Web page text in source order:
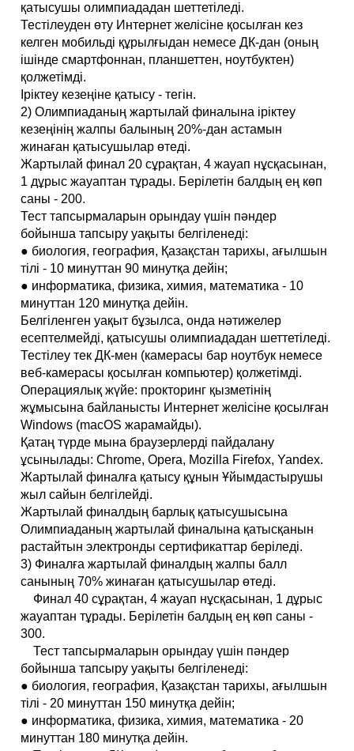
қатысушы олимпиададан шеттетіледі.
Тестілеуден өту Интернет желісіне қосылған кез
келген мобильді құрылғыдан немесе ДК-дан (оның
ішінде смартфоннан, планшеттен, ноутбуктен)
қолжетімді.
Іріктеу кезеңіне қатысу - тегін.
2) Олимпиаданың жартылай финалына іріктеу
кезеңінің жалпы балының 20%-дан астамын
жинаған қатысушылар өтеді.
Жартылай финал 20 сұрақтан, 4 жауап нұсқасынан,
1 дұрыс жауаптан тұрады. Берілетін балдың ең көп
саны - 200.
Тест тапсырмаларын орындау үшін пәндер
бойынша тапсыру уақыты белгіленеді:
● биология, география, Қазақстан тарихы, ағылшын
тілі - 10 минуттан 90 минутқа дейін;
● информатика, физика, химия, математика - 10
минуттан 120 минутқа дейін.
Белгіленген уақыт бұзылса, онда нәтижелер
есептелмейді, қатысушы олимпиададан шеттетіледі.
Тестілеу тек ДК-мен (камерасы бар ноутбук немесе
веб-камерасы қосылған компьютер) қолжетімді.
Операциялық жүйе: прокторинг қызметінің
жұмысына байланысты Интернет желісіне қосылған
Windows (macOS жарамайды).
Қатаң түрде мына браузерлерді пайдалану
ұсынылады: Chrome, Opera, Mozilla Firefox, Yandex.
Жартылай финалға қатысу құнын Ұйымдастырушы
жыл сайын белгілейді.
Жартылай финалдың барлық қатысушысына
Олимпиаданың жартылай финалына қатысқанын
растайтын электронды сертификаттар беріледі.
3) Финалға жартылай финалдың жалпы балл
санының 70% жинаған қатысушылар өтеді.
Финал 40 сұрақтан, 4 жауап нұсқасынан, 1 дұрыс
жауаптан тұрады. Берілетін балдың ең көп саны -
300.
Тест тапсырмаларын орындау үшін пәндер
бойынша тапсыру уақыты белгіленеді:
● биология, география, Қазақстан тарихы, ағылшын
тілі - 20 минуттан 150 минутқа дейін;
● информатика, физика, химия, математика - 20
минуттан 180 минутқа дейін.